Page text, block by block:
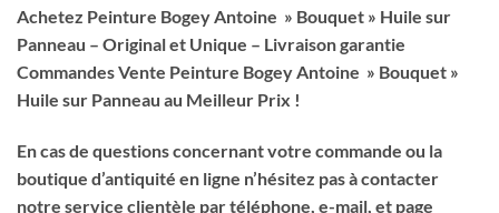
Achetez Peinture Bogey Antoine » Bouquet » Huile sur
Panneau – Original et Unique – Livraison garantie
Commandes Vente Peinture Bogey Antoine » Bouquet »
Huile sur Panneau au Meilleur Prix !
En cas de questions concernant votre commande ou la
boutique d’antiquité en ligne n’hésitez pas à contacter
notre service clientèle par téléphone, e-mail, et page